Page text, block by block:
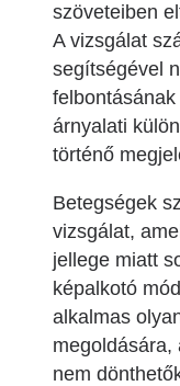
szöveteiben
A vizsgálat
segítségével
árnyalati
történő
Betegségek
vizsgálat,
jellege miatt
képalkotó
alkalmas
megoldására,
nem